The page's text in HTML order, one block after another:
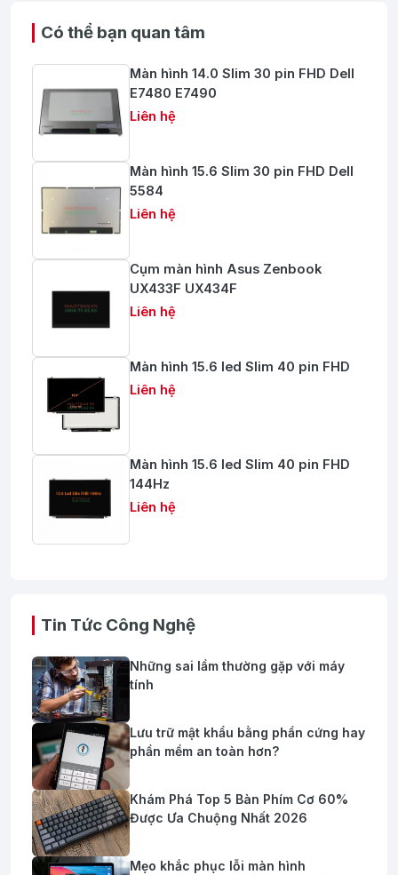
Có thể bạn quan tâm
Màn hình 14.0 Slim 30 pin FHD Dell
E7480 E7490
Liên hệ
Màn hình 15.6 Slim 30 pin FHD Dell
5584
Liên hệ
Cụm màn hình Asus Zenbook
UX433F UX434F
Liên hệ
Màn hình 15.6 led Slim 40 pin FHD
Liên hệ
Màn hình 15.6 led Slim 40 pin FHD
144Hz
Liên hệ
Tin Tức Công Nghệ
Những sai lầm thường gặp với máy
tính
Lưu trữ mật khẩu bằng phần cứng hay
phần mềm an toàn hơn?
Khám Phá Top 5 Bàn Phím Cơ 60%
Được Ưa Chuộng Nhất 2026
Mẹo khắc phục lỗi màn hình